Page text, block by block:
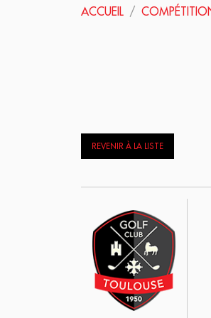
ACCUEIL
REVENIR À LA LISTE